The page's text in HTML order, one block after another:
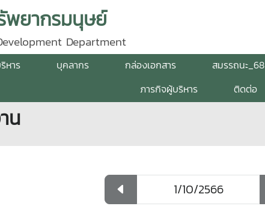
ยากรมนุษย์
Department
หาร บุคลากร กล่องเอกสาร สมรรถนะ_68
ภารกิจผู้บริหาร
ติดต่อ
น